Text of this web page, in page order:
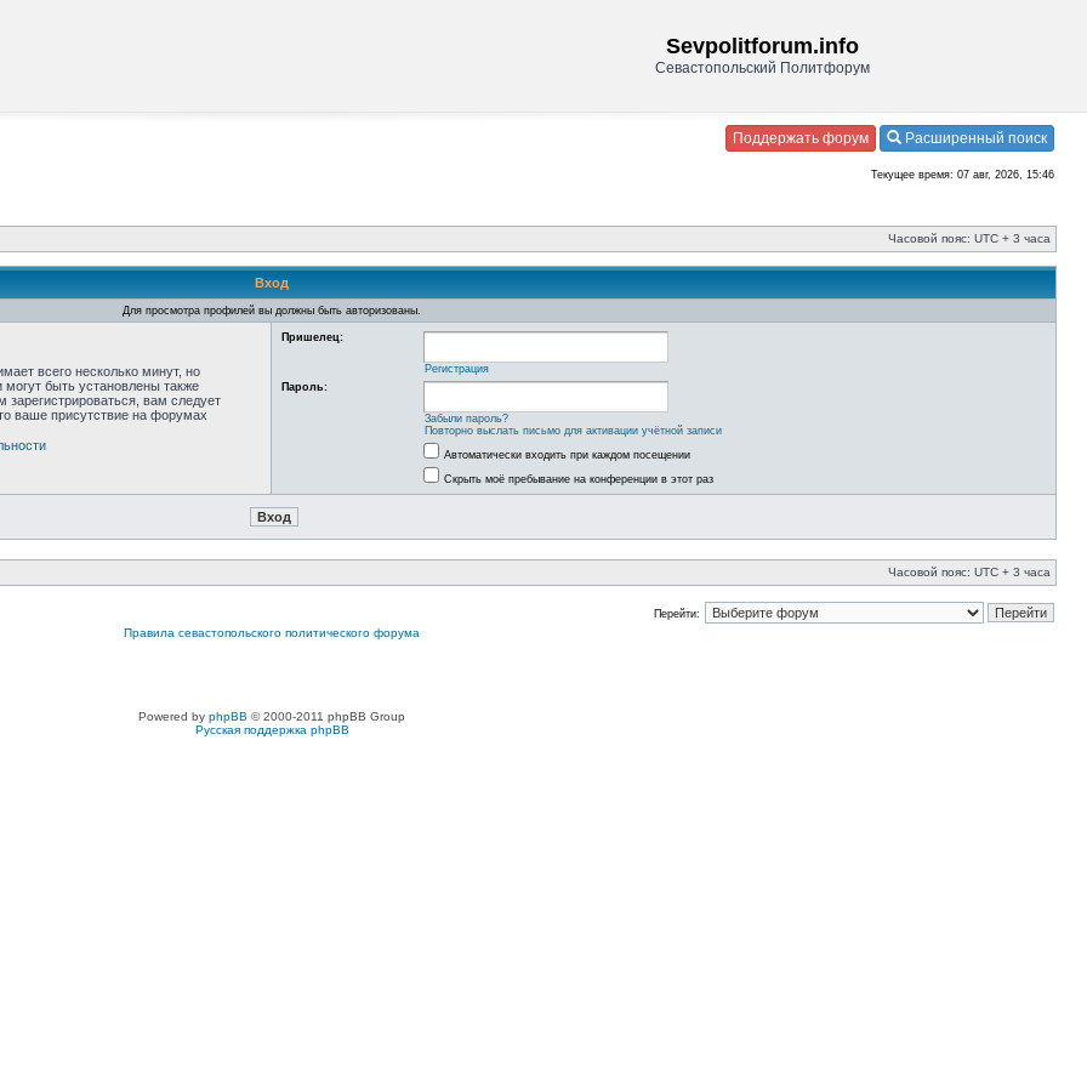
Sevpolitforum.info
Севастопольский Политфорум
Поддержать форум Расширенный поиск
Текущее время: 07 авг, 2026, 15:46
Часовой пояс: UTC + 3 часа
Вход
Для просмотра профилей вы должны быть авторизованы.
всего несколько минут, но
быть установлены также
зарегистрироваться, вам следует
ваше присутствие на форумах
Пришелец:
Регистрация
Пароль:
Забыли пароль?
Повторно выслать письмо для активации учётной записи
Автоматически входить при каждом посещении
Скрыть моё пребывание на конференции в этот раз
Часовой пояс: UTC + 3 часа
Перейти:
Правила севастопольского политического форума
Powered by phpBB © 2000-2011 phpBB Group
Русская поддержка phpBB